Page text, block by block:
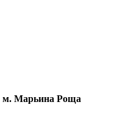
м. Марьина Роща